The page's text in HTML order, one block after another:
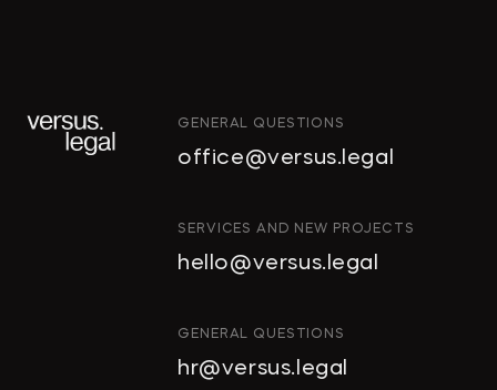
GENERAL QUESTIONS
office@versus.legal
SERVICES AND NEW PROJECTS
hello@versus.legal
GENERAL QUESTIONS
hr@versus.legal